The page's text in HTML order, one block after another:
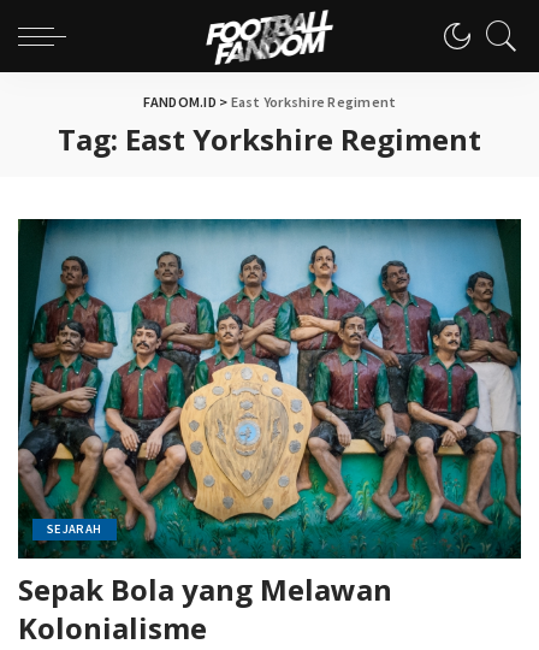
FANDOM.ID > East Yorkshire Regiment
Tag: East Yorkshire Regiment
SEJARAH
Sepak Bola yang Melawan
Kolonialisme